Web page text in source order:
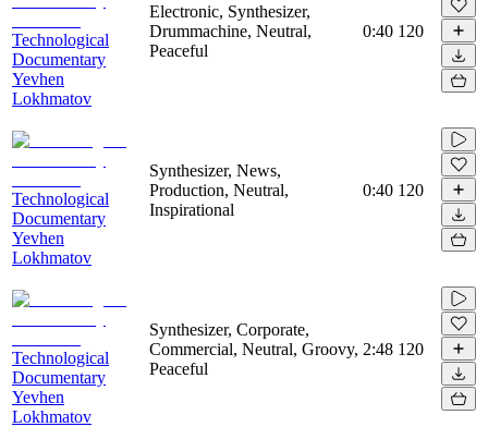
Technological
Documentary
Yevhen
Lokhmatov
Electronic, Synthesizer,
Drummachine, Neutral,
Peaceful
0:40 120
Technological
Documentary
Yevhen
Lokhmatov
Synthesizer, News,
Production, Neutral,
Inspirational
0:40 120
Technological
Documentary
Yevhen
Lokhmatov
Synthesizer, Corporate,
Commercial, Neutral, Groovy,
Peaceful
2:48 120